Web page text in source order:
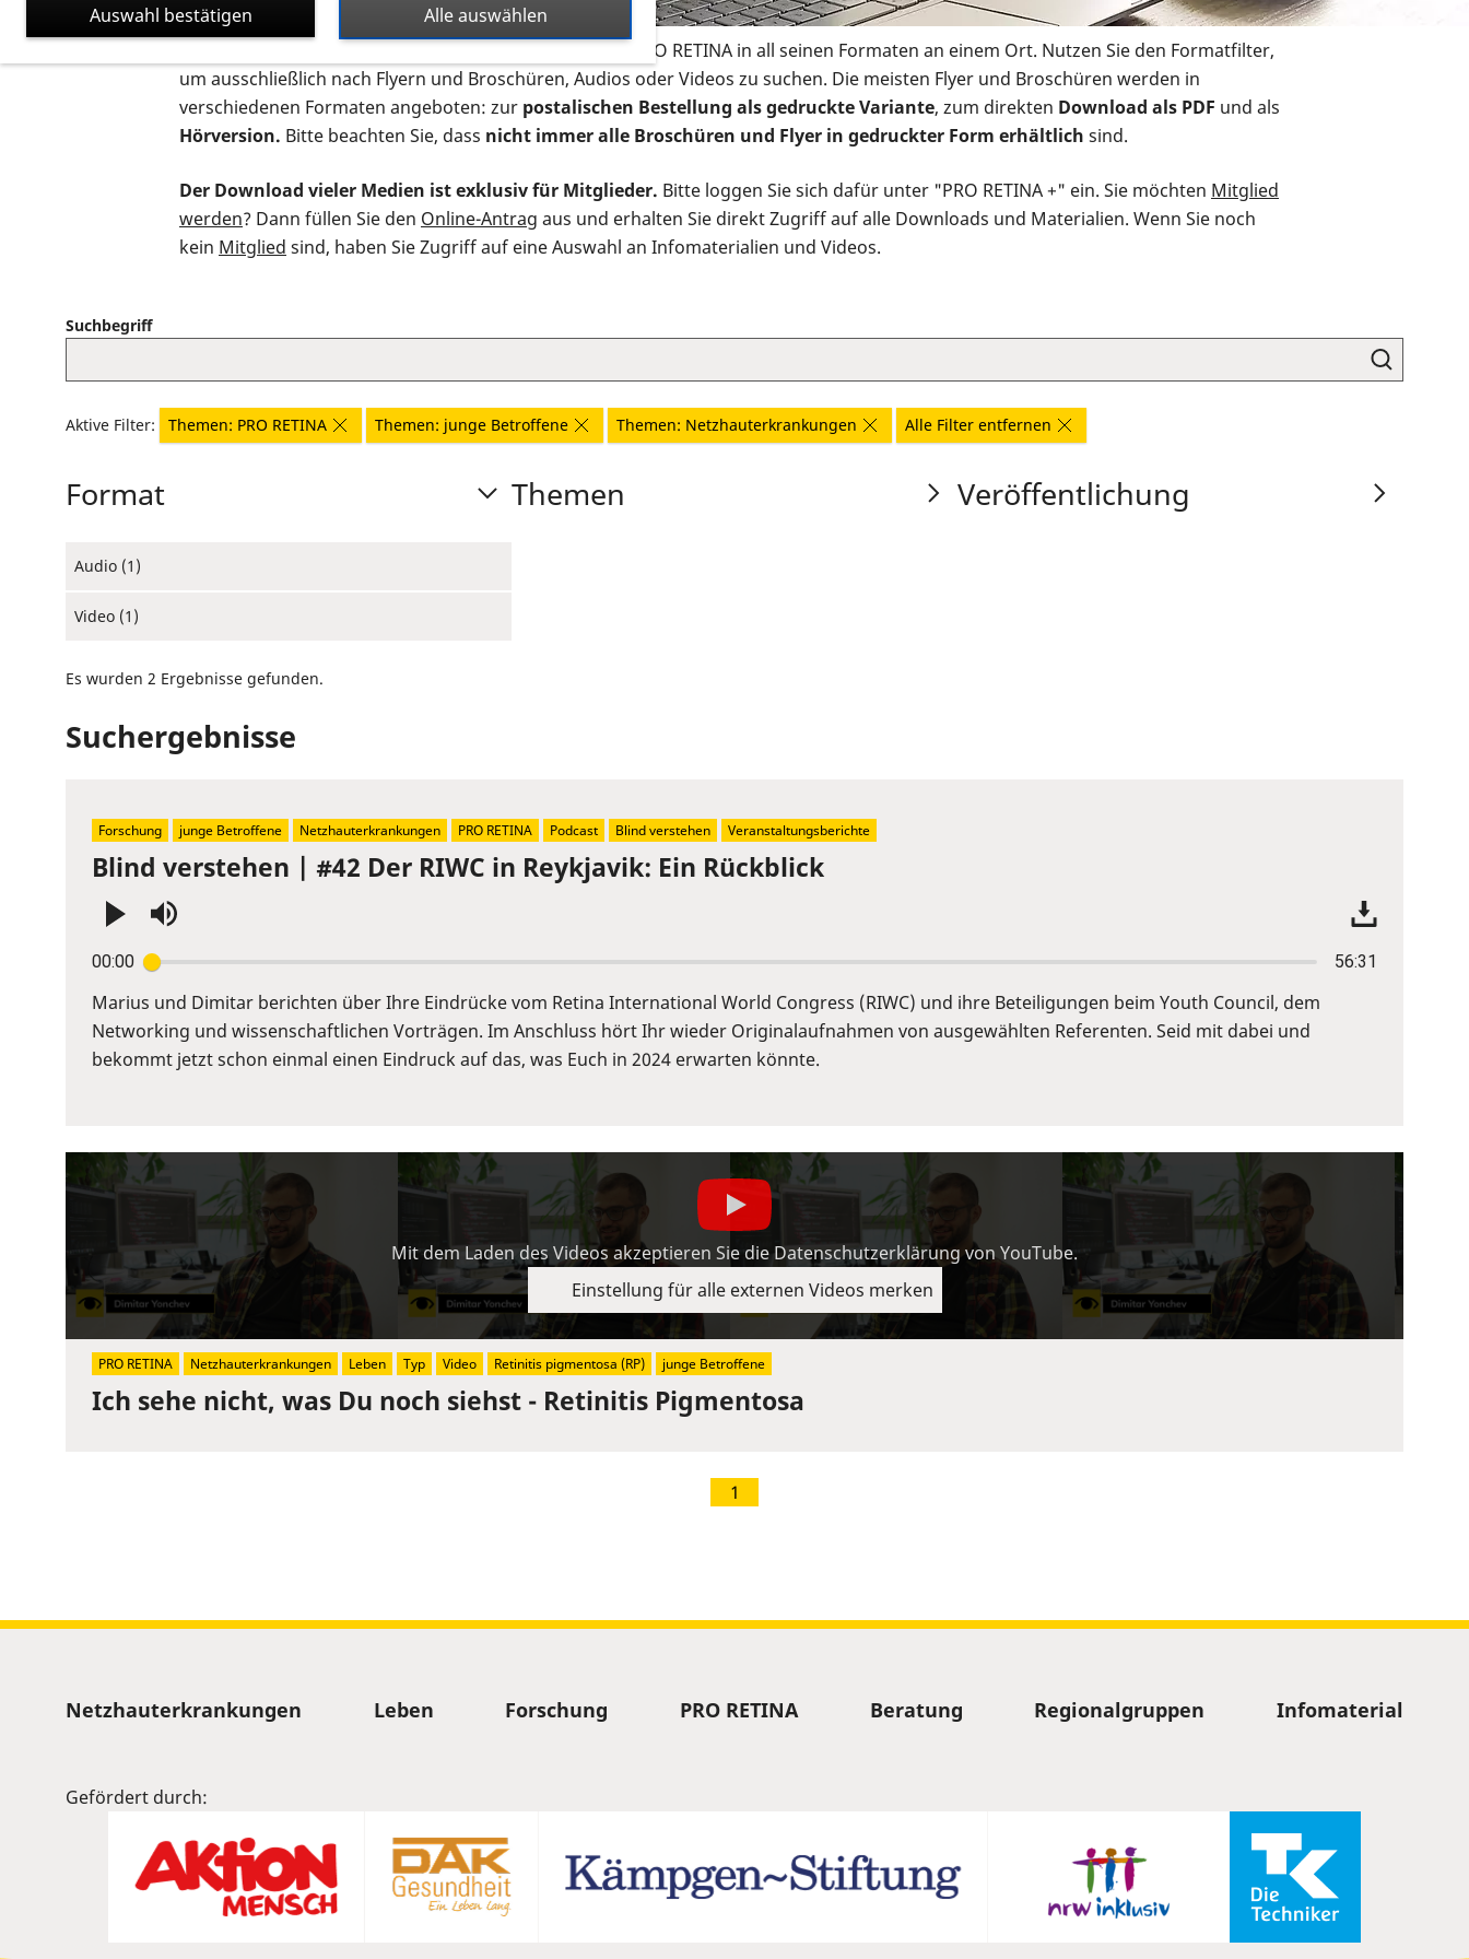
Auf dieser Seite finden Sie sämtliches Infomaterial der PRO RETINA in all seinen Formaten an einem Ort. Nutzen Sie den Formatfilter,
um ausschließlich nach Flyern und Broschüren, Audios oder Videos zu suchen. Die meisten Flyer und Broschüren werden in
verschiedenen Formaten angeboten: zur postalischen Bestellung als gedruckte Variante, zum direkten Download als PDF und als
Hörversion. Bitte beachten Sie, dass nicht immer alle Broschüren und Flyer in gedruckter Form erhältlich sind.
Der Download vieler Medien ist exklusiv für Mitglieder. Bitte loggen Sie sich dafür unter "PRO RETINA +" ein. Sie möchten Mitglied
werden? Dann füllen Sie den Online-Antrag aus und erhalten Sie direkt Zugriff auf alle Downloads und Materialien. Wenn Sie noch
kein Mitglied sind, haben Sie Zugriff auf eine Auswahl an Infomaterialien und Videos.
Suchbegriff
Aktive Filter: Themen: PRO RETINA Themen: junge Betroffene Themen: Netzhauterkrankungen Alle Filter entfernen
Format
Audio (1)
Video (1)
Themen Veröffentlichung
Es wurden 2 Ergebnisse gefunden.
Suchergebnisse
Blind verstehen | #42 Der RIWC in Reykjavik: Ein Rückblick
00:00 56:31
Enter
or
Space
to
Marius und Dimitar berichten über Ihre Eindrücke vom Retina International World Congress (RIWC) und ihre Beteiligungen beim Youth Council, dem
Networking und wissenschaftlichen Vorträgen. Im Anschluss hört Ihr wieder Originalaufnahmen von ausgewählten Referenten. Seid mit dabei und
bekommt jetzt schon einmal einen Eindruck auf das, was Euch in 2024 erwarten könnte.
Forschung junge Betroffene Netzhauterkrankungen PRO RETINA Podcast Blind verstehen Veranstaltungsberichte
Ich sehe nicht, was Du noch siehst - Retinitis Pigmentosa
Mit dem Laden des Videos akzeptieren Sie die Datenschutzerklärung von YouTube.
Einstellung für alle externen Videos merken
PRO RETINA Netzhauterkrankungen Leben Typ Video Retinitis pigmentosa (RP) junge Betroffene
1
Sitemap
Netzhauterkrankungen Leben Forschung PRO RETINA Beratung Regionalgruppen Infomaterial
Gefördert durch:
Alle auswählen
Auswahl bestätigen